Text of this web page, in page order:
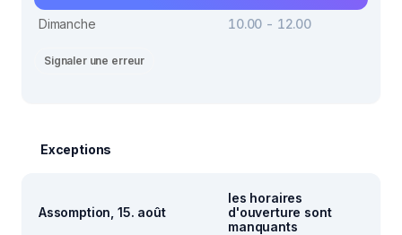
Dimanche 10.00 - 12.00
Signaler une erreur
Exceptions
Assomption, 15. août
les horaires
d'ouverture sont
manquants